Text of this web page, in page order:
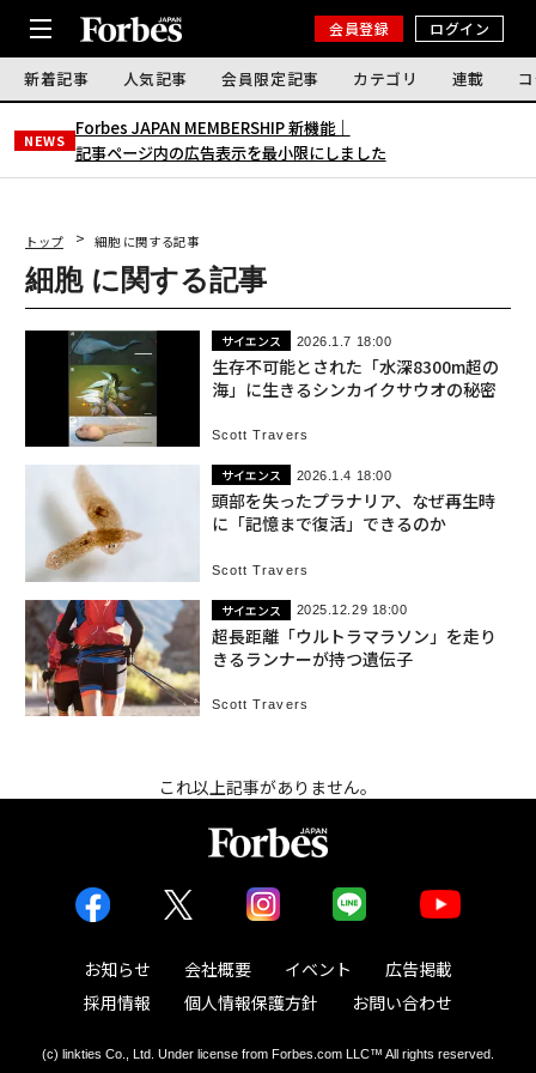
会員登録 ログイン
新着記事 人気記事 会員限定記事 カテゴリ 連載
NEWS
Forbes JAPAN MEMBERSHIP 新機能｜
記事ページ内の広告表示を最小限にしました
トップ 細胞 に関する記事
細胞 に関する記事
サイエンス 2026.1.7 18:00
生存不可能とされた「水深8300m超の
海」に生きるシンカイクサウオの秘密
Scott Travers
サイエンス 2026.1.4 18:00
頭部を失ったプラナリア、なぜ再生時
に「記憶まで復活」できるのか
Scott Travers
サイエンス 2025.12.29 18:00
超長距離「ウルトラマラソン」を走り
きるランナーが持つ遺伝子
Scott Travers
これ以上記事がありません。
お知らせ 会社概要 イベント
広告掲載
採用情報
個人情報保護方針 お問い合わせ
(c) linkties Co., Ltd. Under license from Forbes.com LLC™ All rights reserved.